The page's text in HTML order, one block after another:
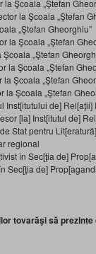
Şcoala „Ştefan
la Şcoala „Ştefan
„Ştefan Gheorghiu”
la Şcoala „Ştefan
„Ştefan
la Şcoala „Ştefan
Şcoala „Ştefan
la Şcoala „Ştefan
Inst[itutului de] Rel[aţii]
[la] Inst[itutul de]
Stat pentru
regional
în Sec[ţia de]
Sec[ţia de]
tovarăşi să